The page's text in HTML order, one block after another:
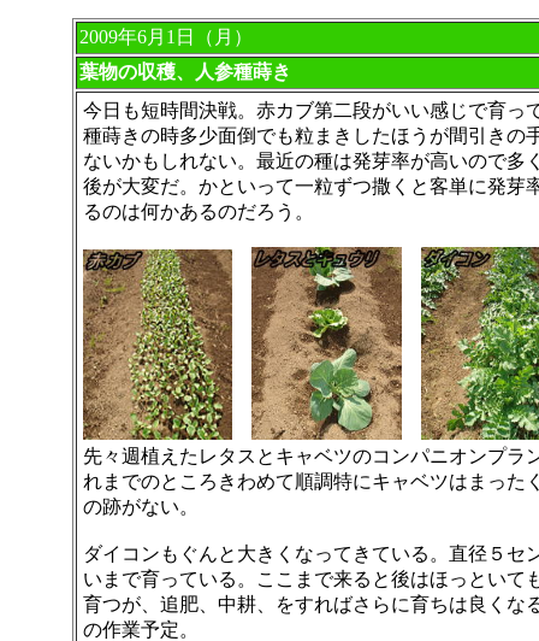
2009年6月1日（月）
葉物の収穫、人参種蒔き
今日も短時間決戦。赤カブ第二段がいい感じで育っ
種蒔きの時多少面倒でも粒まきしたほうが間引きの
ないかもしれない。最近の種は発芽率が高いので多
後が大変だ。かといって一粒ずつ撒くと客単に発芽
るのは何かあるのだろう。
先々週植えたレタスとキャベツのコンパニオンプラ
れまでのところきわめて順調特にキャベツはまった
の跡がない。
ダイコンもぐんと大きくなってきている。直径５セ
いまで育っている。ここまで来ると後はほっといて
育つが、追肥、中耕、をすればさらに育ちは良くな
の作業予定。